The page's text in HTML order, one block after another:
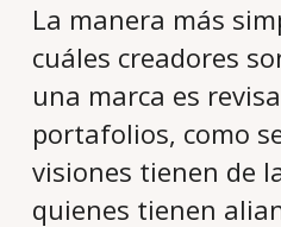
La manera más
cuáles creadores
una marca es
portafolios, como
visiones tienen de
quienes tienen